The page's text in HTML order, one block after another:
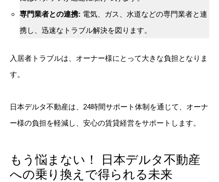
専門業者との連携: 電気、ガス、水道などの専門業者と連
携し、迅速なトラブル解決を図ります。
入居者トラブルは、オーナー様にとって大きな負担となりま
す。
日本デルタ不動産は、24時間サポート体制を通じて、オーナ
ー様の負担を軽減し、安心の賃貸経営をサポートします。
もう悩まない！ 日本デルタ不動産
への乗り換えで得られる未来